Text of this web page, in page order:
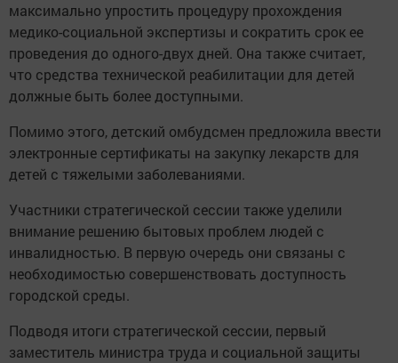
максимально упростить процедуру прохождения
медико-социальной экспертизы и сократить срок ее
проведения до одного-двух дней. Она также считает,
что средства технической реабилитации для детей
должные быть более доступными.
Помимо этого, детский омбудсмен предложила ввести
электронные сертификаты на закупку лекарств для
детей с тяжелыми заболеваниями.
Участники стратегической сессии также уделили
внимание решению бытовых проблем людей с
инвалидностью. В первую очередь они связаны с
необходимостью совершенствовать доступность
городской среды.
Подводя итоги стратегической сессии, первый
заместитель министра труда и социальной защиты